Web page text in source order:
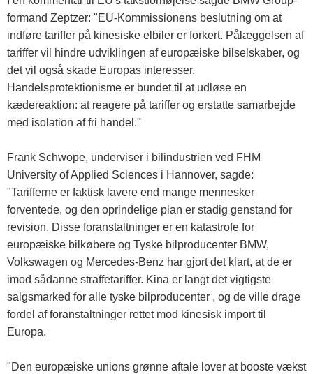
formand Zeptzer: "EU-Kommissionens beslutning om at
indføre tariffer på kinesiske elbiler er forkert. Pålæggelsen af
​​tariffer vil hindre udviklingen af ​​europæiske bilselskaber, og
det vil også skade Europas interesser.
Handelsprotektionisme er bundet til at udløse en
kædereaktion: at reagere på tariffer og erstatte samarbejde
med isolation af fri handel."
Frank Schwope, underviser i bilindustrien ved FHM
University of Applied Sciences i Hannover, sagde:
"Tarifferne er faktisk lavere end mange mennesker
forventede, og den oprindelige plan er stadig genstand for
revision. Disse foranstaltninger er en katastrofe for
europæiske bilkøbere og Tyske bilproducenter BMW,
Volkswagen og Mercedes-Benz har gjort det klart, at de er
imod sådanne straffetariffer. Kina er langt det vigtigste
salgsmarked for alle tyske bilproducenter , og de ville drage
fordel af foranstaltninger rettet mod kinesisk import til
Europa.
"Den europæiske unions grønne aftale lover at booste vækst